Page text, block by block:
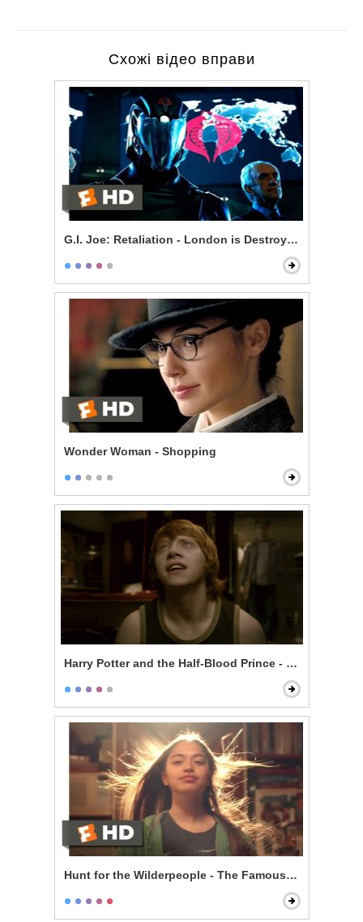
Схожі відео вправи
G.I. Joe: Retaliation - London is Destroyed
Wonder Woman - Shopping
Harry Potter and the Half-Blood Prince - In Love With
Hunt for the Wilderpeople - The Famous Ricky Baker